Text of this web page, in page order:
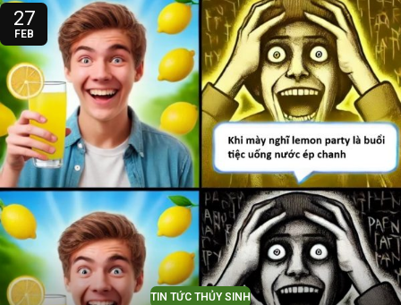
27
FEB
TIN TỨC THỦY SINH